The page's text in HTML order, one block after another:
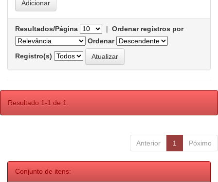
Resultados/Página | Ordenar registros por
Ordenar
Registro(s)
Resultado 1-1 de 1.
Anterior 1 Póximo
Conjunto de itens: